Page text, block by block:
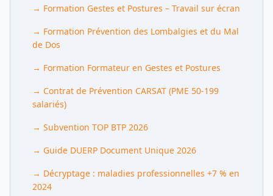
→ Formation Gestes et Postures – Travail sur écran
→ Formation Prévention des Lombalgies et du Mal
de Dos
→ Formation Formateur en Gestes et Postures
→ Contrat de Prévention CARSAT (PME 50-199
salariés)
→ Subvention TOP BTP 2026
→ Guide DUERP Document Unique 2026
→ Décryptage : maladies professionnelles +7 % en
2024